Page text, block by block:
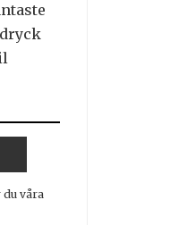
du våra